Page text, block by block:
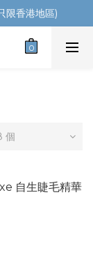
限香港地區)
個